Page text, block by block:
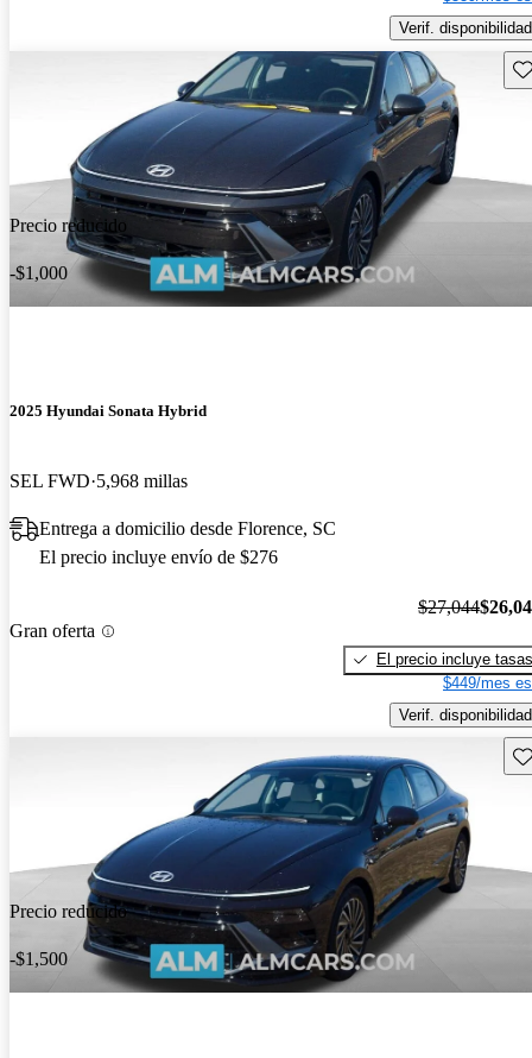
Verif. disponibilidad
Precio reducido
-$1,000
2025 Hyundai Sonata Hybrid
SEL FWD 5,968 millas
Entrega a domicilio desde Florence, SC
El precio incluye envío de $276
Gran oferta
$27,044
El precio incluye tasas
$449/mes
Verif. disponibilidad
Precio reducido
-$1,500